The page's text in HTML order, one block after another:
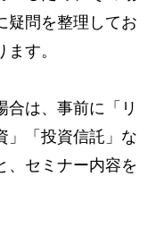
疑問を整理してお
す。
合は、事前に「リ
」「投資信託」な
、セミナー内容を